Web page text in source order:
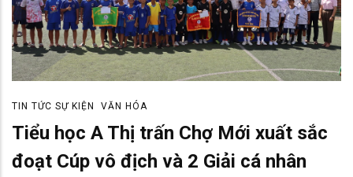
TIN TỨC SỰ KIỆN VĂN HÓA
Tiểu học A Thị trấn Chợ Mới xuất sắc
đoạt Cúp vô địch và 2 Giải cá nhân